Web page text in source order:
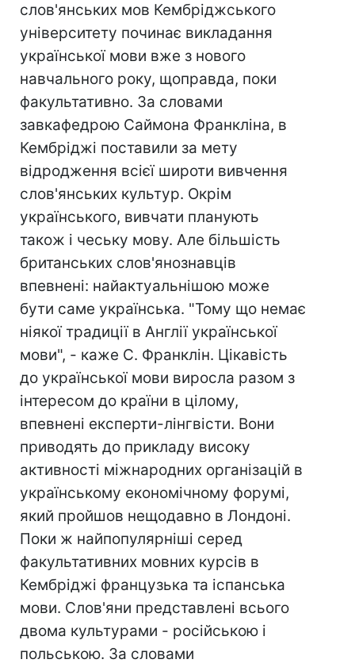
слов'янських мов Кембріджського
університету починає викладання
української мови вже з нового
навчального року, щоправда, поки
факультативно. За словами
завкафедрою Саймона Франкліна, в
Кембріджі поставили за мету
відродження всієї широти вивчення
слов'янських культур. Окрім
українського, вивчати планують
також і чеську мову. Але більшість
британських слов'янознавців
впевнені: найактуальнішою може
бути саме українська. "Тому що немає
ніякої традиції в Англії української
мови", - каже С. Франклін. Цікавість
до української мови виросла разом з
інтересом до країни в цілому,
впевнені експерти-лінгвісти. Вони
приводять до прикладу високу
активності міжнародних організацій в
українському економічному форумі,
який пройшов нещодавно в Лондоні.
Поки ж найпопулярніші серед
факультативних мовних курсів в
Кембріджі французька та іспанська
мови. Слов'яни представлені всього
двома культурами - російською і
польською. За словами